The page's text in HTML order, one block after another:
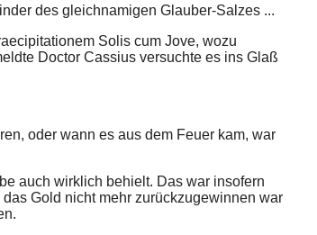
des gleichnamigen Glauber-Salzes ...
Solis cum Jove, wozu
Doctor Cassius versuchte es ins Glaß
oder wann es aus dem Feuer kam, war
auch wirklich behielt. Das war insofern
Gold nicht mehr zurückzugewinnen war